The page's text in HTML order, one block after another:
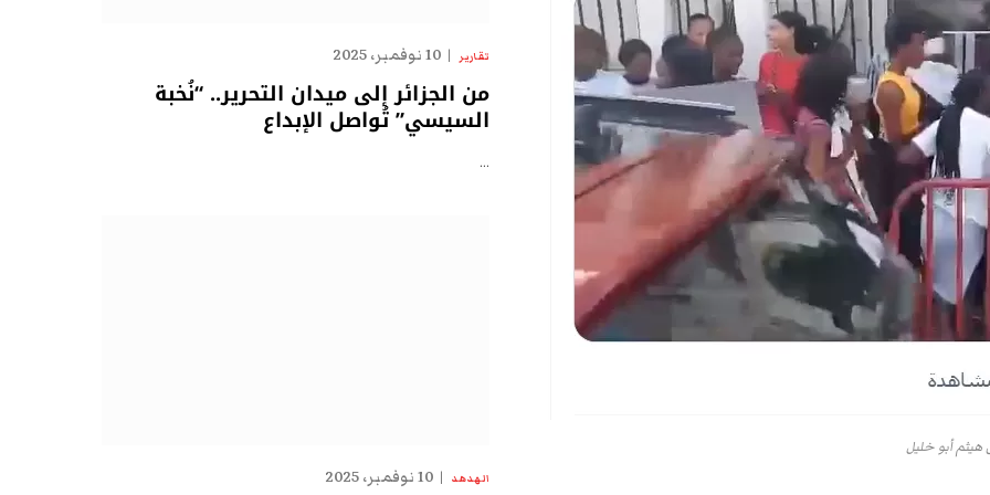
هيثم أبو خليل
تقارير 10 نوفمبر، 2025
من الجزائر إلى ميدان التحرير.. “نُخبة
السيسي” تُواصل الإبداع
…
الهدهد 10 نوفمبر، 2025